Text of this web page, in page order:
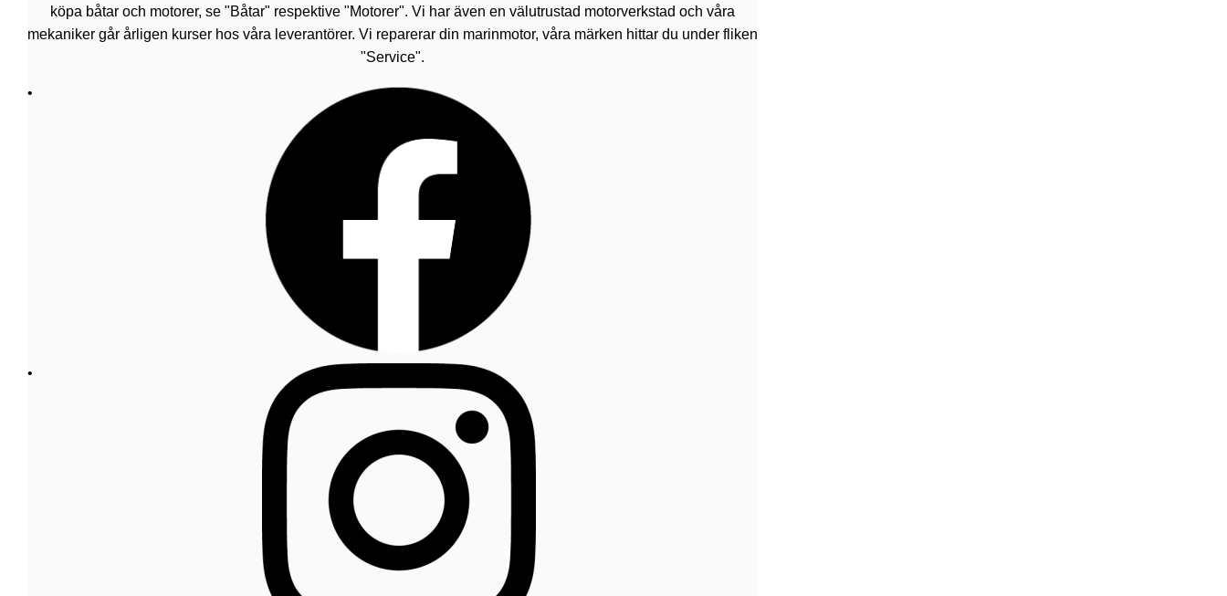
köpa båtar och motorer, se "Båtar" respektive "Motorer". Vi har även en välutrustad motorverkstad och våra
mekaniker går årligen kurser hos våra leverantörer. Vi reparerar din marinmotor, våra märken hittar du under fliken
"Service".